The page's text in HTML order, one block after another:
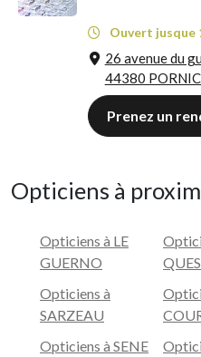
Ouvert jusque
26 avenue du
44380
Prenez un
Opticiens à
Opticiens à LE
GUERNO
Opticiens à
SARZEAU
Opticiens à SENE